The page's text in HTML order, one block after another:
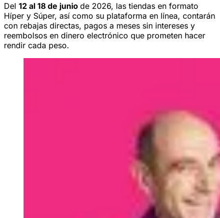
Del 12 al 18 de junio de 2026, las tiendas en formato
Híper y Súper, así como su plataforma en línea, contarán
con rebajas directas, pagos a meses sin intereses y
reembolsos en dinero electrónico que prometen hacer
rendir cada peso.